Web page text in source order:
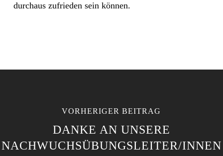
durchaus zufrieden sein können.
VORHERIGER BEITRAG
DANKE AN UNSERE
NACHWUCHSÜBUNGSLEITER/INNEN